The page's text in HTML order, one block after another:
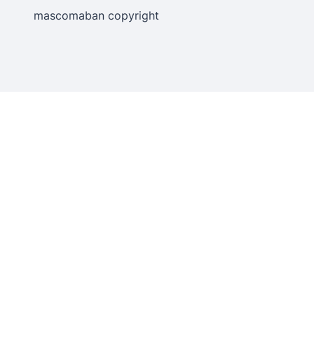
mascomaban copyright